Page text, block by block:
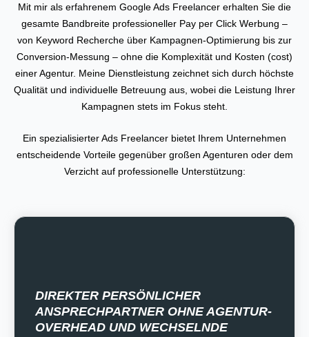
Mit mir als erfahrenem Google Ads Freelancer erhalten Sie die
gesamte Bandbreite professioneller Pay per Click Werbung –
von Keyword Recherche über Kampagnen-Optimierung bis zur
Conversion-Messung – ohne die Komplexität und Kosten (cost)
einer Agentur. Meine Dienstleistung zeichnet sich durch höchste
Qualität und individuelle Betreuung aus, wobei die Leistung Ihrer
Kampagnen stets im Fokus steht.
Ein spezialisierter Ads Freelancer bietet Ihrem Unternehmen
entscheidende Vorteile gegenüber großen Agenturen oder dem
Verzicht auf professionelle Unterstützung:
DIREKTER PERSÖNLICHER
ANSPRECHPARTNER OHNE AGENTUR-
OVERHEAD UND WECHSELNDE